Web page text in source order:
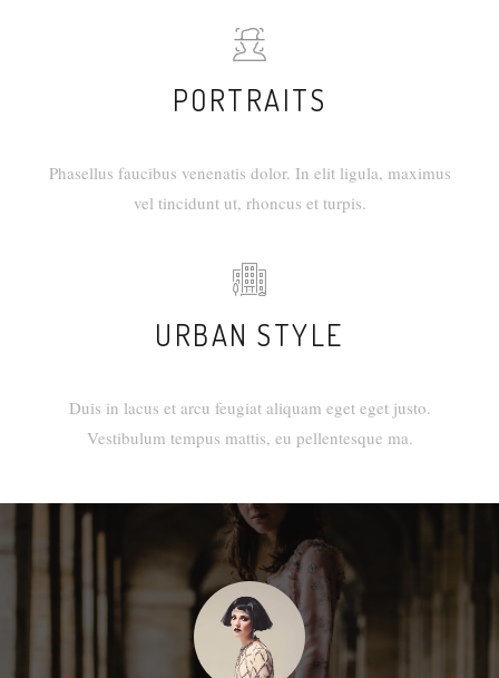
PORTRAITS
Phasellus faucibus venenatis dolor. In elit ligula, maximus
vel tincidunt ut, rhoncus et turpis.
URBAN STYLE
Duis in lacus et arcu feugiat aliquam eget eget justo.
Vestibulum tempus mattis, eu pellentesque ma.